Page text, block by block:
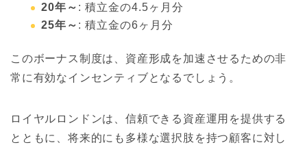
20年～ : 積立金の4.5ヶ月分
25年～ : 積立金の6ヶ月分
このボーナス制度は、資産形成を加速させるための非
常に有効なインセンティブとなるでしょう。
ロイヤルロンドンは、信頼できる資産運用を提供する
とともに、将来的にも多様な選択肢を持つ顧客に対し